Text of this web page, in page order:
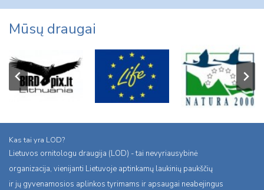
Mūsų draugai
Kas tai yra LOD?
Lietuvos ornitologu draugija (LOD) - tai nevyriausybinė
organizacija, vienijanti Lietuvoje aptinkamų laukinių paukščių
ir jų gyvenamosios aplinkos tyrimams ir apsaugai neabejingus